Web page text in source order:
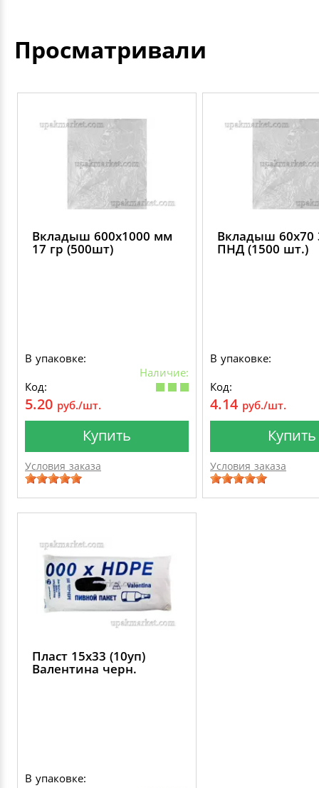
Просматривали
Вкладыш 600х1000 мм
17 гр (500шт)
В упаковке:
Наличие:
Код:
5.20 руб./шт.
Купить
Условия заказа
Вкладыш 60х70
ПНД (1500 шт.)
В упаковке:
Код:
4.14 руб./шт.
Купить
Условия заказа
Пласт 15х33 (10уп)
Валентина черн.
В упаковке: